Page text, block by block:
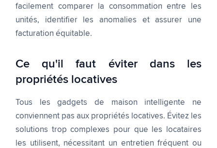
facilement comparer la consommation entre les
unités, identifier les anomalies et assurer une
facturation équitable.
Ce qu'il faut éviter dans les
propriétés locatives
Tous les gadgets de maison intelligente ne
conviennent pas aux propriétés locatives. Évitez les
solutions trop complexes pour que les locataires
les utilisent, nécessitant un entretien fréquent ou